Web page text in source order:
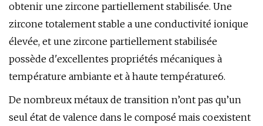
obtenir une zircone partiellement stabilisée. Une
zircone totalement stable a une conductivité ionique
élevée, et une zircone partiellement stabilisée
possède d'excellentes propriétés mécaniques à
température ambiante et à haute température6.
De nombreux métaux de transition n’ont pas qu’un
seul état de valence dans le composé mais coexistent